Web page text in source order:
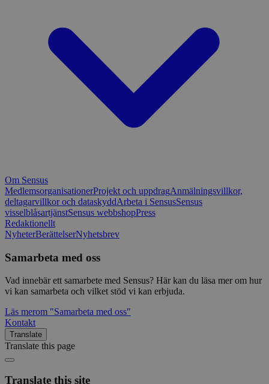
Om Sensus
MedlemsorganisationerProjekt och uppdragAnmälningsvillkor,
deltagarvillkor och dataskyddArbeta i SensusSensus
visselblåsartjänstSensus webbshopPress
Redaktionellt
NyheterBerättelserNyhetsbrev
Samarbeta med oss
Vad innebär ett samarbete med Sensus? Här kan du läsa mer om hur
vi kan samarbeta och vilket stöd vi kan erbjuda.
Läs merom "Samarbeta med oss"
Kontakt
Translate
Translate this page
Translate this site